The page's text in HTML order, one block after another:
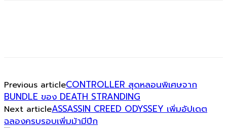
Previous articleCONTROLLER สุดหลอนพิเศษจาก
BUNDLE ของ DEATH STRANDING
Next articleASSASSIN CREED ODYSSEY เพิ่มอัปเดต
ฉลองครบรอบเพิ่มม้ามีปีก